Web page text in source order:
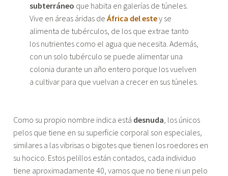
subterráneo que habita en galerías de túneles.
Vive en áreas áridas de África del estey se
alimenta de tubérculos, de los que extrae tanto
los nutrientes como el agua que necesita. Además,
con un solo tubérculo se puede alimentar una
colonia durante un año entero porque los vuelven
a cultivar para que vuelvan a crecer en sus túneles.
Como su propio nombre indica está desnuda , los únicos
pelos que tiene en su superficie corporal son especiales,
similares a las vibrisas o bigotes que tienen los roedores en
su hocico. Estos pelillos están contados, cada individuo
tiene aproximadamente 40, vamos que no tiene ni un pelo